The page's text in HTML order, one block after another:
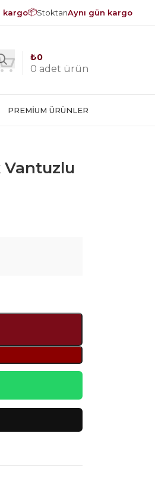
kargo📦StoktanAynı gün kargo
0 adet ürün
₺0
PREMIUM ÜRÜNLER
Vantuzlu